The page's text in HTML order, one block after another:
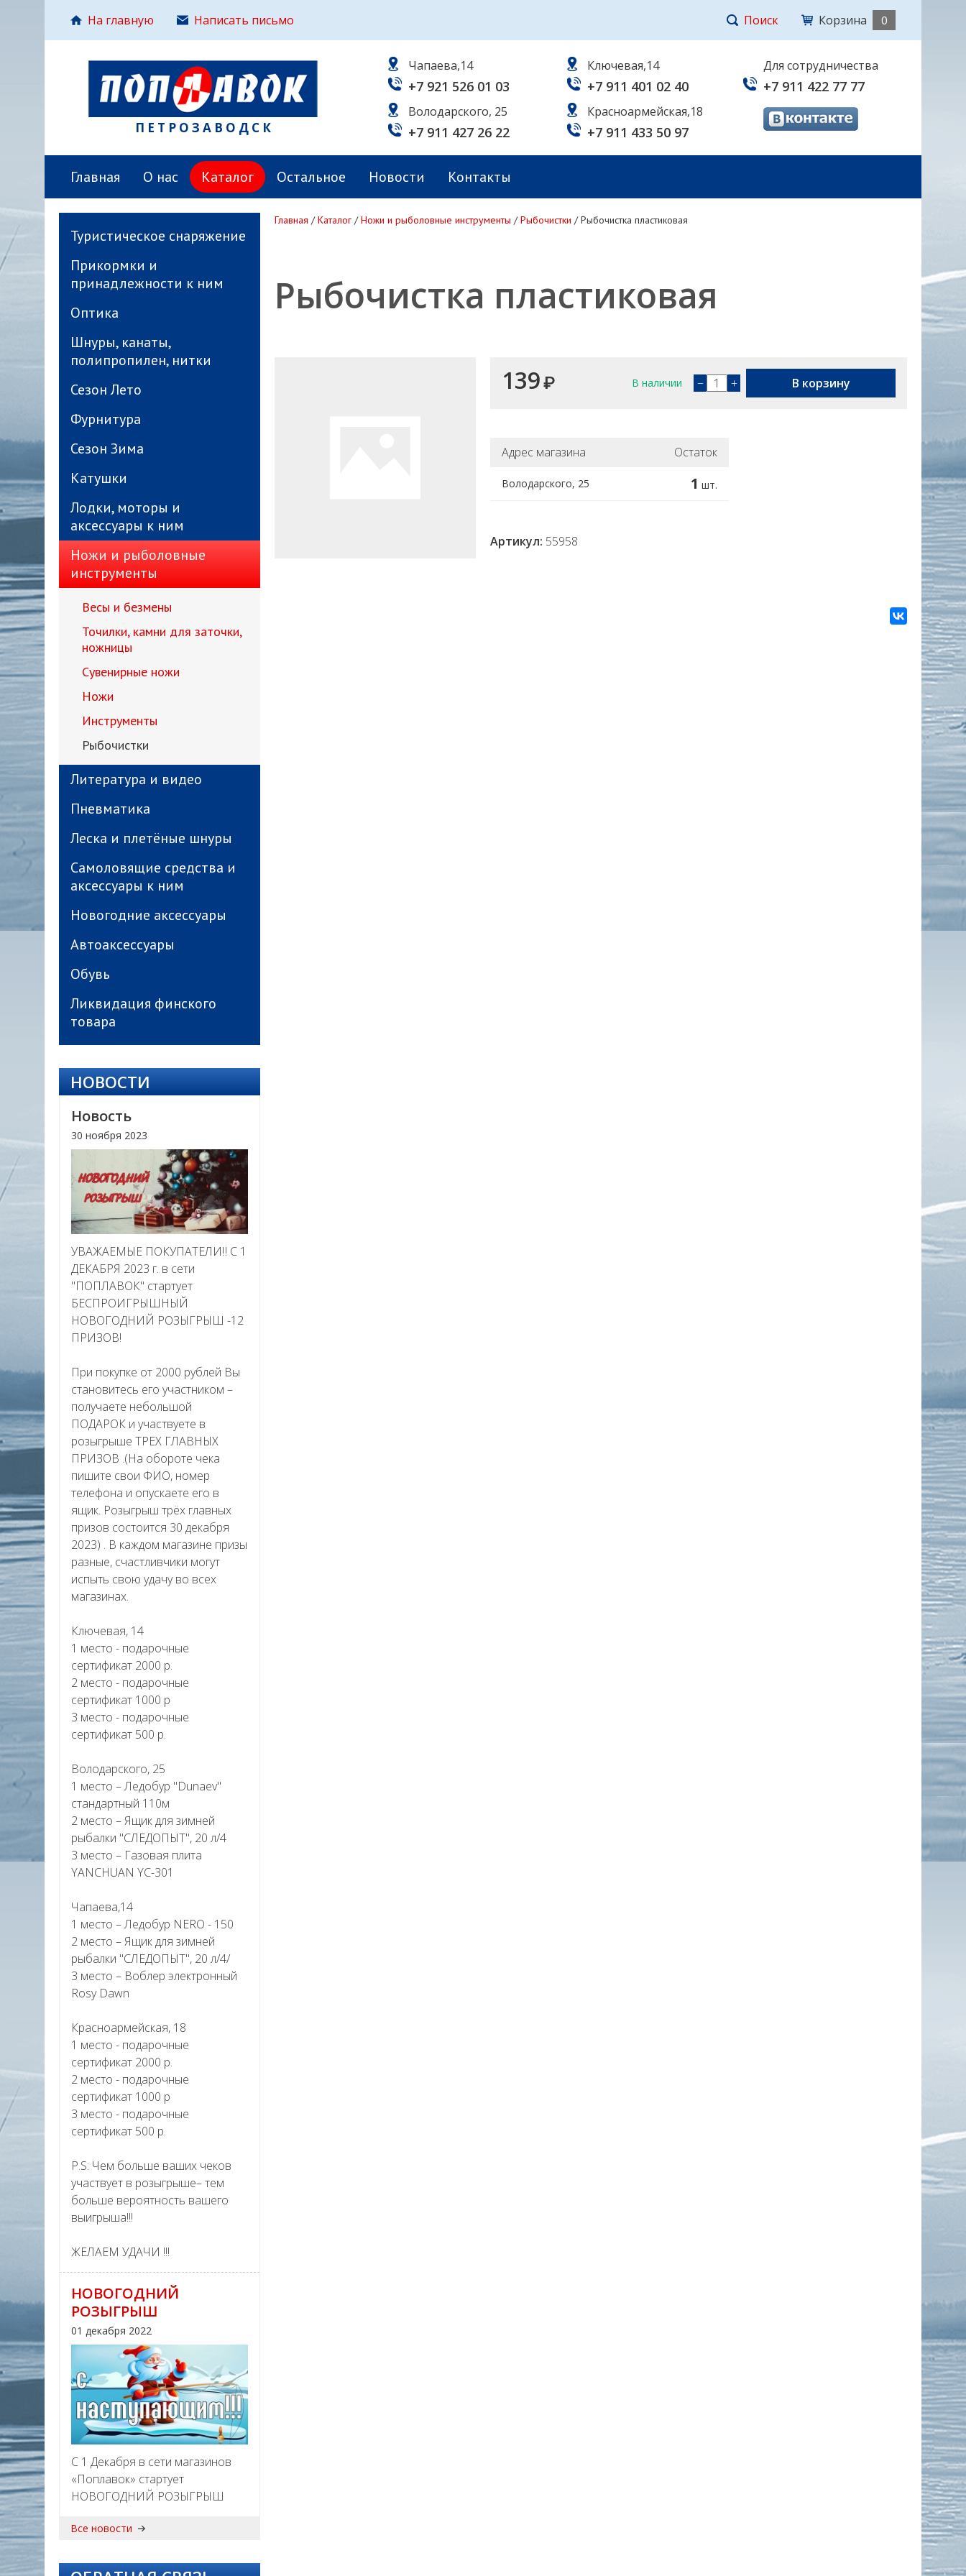
На главную Написать письмо Поиск Корзина 0
ПЕТРОЗАВОДСК
Чапаева,14
+7 921 526 01 03
Володарского, 25
+7 911 427 26 22
Ключевая,14
+7 911 401 02 40
Красноармейская,18
+7 911 433 50 97
Для сотрудничества
+7 911 422 77 77
Главная О нас Каталог Остальное Новости Контакты
Туристическое снаряжение
Прикормки и
принадлежности к ним
Оптика
Шнуры, канаты,
полипропилен, нитки
Сезон Лето
Фурнитура
Сезон Зима
Катушки
Лодки, моторы и
аксессуары к ним
Ножи и рыболовные
инструменты
Весы и безмены
Точилки, камни для заточки,
ножницы
Сувенирные ножи
Ножи
Инструменты
Рыбочистки
Литература и видео
Пневматика
Леска и плетёные шнуры
Самоловящие средства и
аксессуары к ним
Новогодние аксессуары
Автоаксессуары
Обувь
Ликвидация финского
товара
НОВОСТИ
Новость
30 ноября 2023
УВАЖАЕМЫЕ ПОКУПАТЕЛИ‼ С 1
ДЕКАБРЯ 2023 г. в сети
"ПОПЛАВОК" стартует
БЕСПРОИГРЫШНЫЙ
НОВОГОДНИЙ РОЗЫГРЫШ -12
ПРИЗОВ!
При покупке от 2000 рублей Вы
становитесь его участником –
получаете небольшой
ПОДАРОК и участвуете в
розыгрыше ТРЕХ ГЛАВНЫХ
ПРИЗОВ .(На обороте чека
пишите свои ФИО, номер
телефона и опускаете его в
ящик. Розыгрыш трёх главных
призов состоится 30 декабря
2023) . В каждом магазине призы
разные, счастливчики могут
испыть свою удачу во всех
магазинах.
Ключевая, 14
1 место - подарочные
сертификат 2000 р.
2 место - подарочные
сертификат 1000 р
3 место - подарочные
сертификат 500 р.
Володарского, 25
1 место – Ледобур "Dunaev"
стандартный 110м
2 место – Ящик для зимней
рыбалки "СЛЕДОПЫТ", 20 л/4
3 место – Газовая плита
YANCHUAN YC-301
Чапаева,14
1 место – Ледобур NERO - 150
2 место – Ящик для зимней
рыбалки "СЛЕДОПЫТ", 20 л/4/
3 место – Воблер электронный
Rosy Dawn
Красноармейская, 18
1 место - подарочные
сертификат 2000 р.
2 место - подарочные
сертификат 1000 р
3 место - подарочные
сертификат 500 р.
P.S: Чем больше ваших чеков
участвует в розыгрыше– тем
больше вероятность вашего
выигрыша!!!
ЖЕЛАЕМ УДАЧИ !!!
НОВОГОДНИЙ
РОЗЫГРЫШ
01 декабря 2022
С 1 Декабря в сети магазинов
«Поплавок» стартует
НОВОГОДНИЙ РОЗЫГРЫШ
Все новости
Главная /Каталог /Ножи и рыболовные инструменты /Рыбочистки /Рыбочистка пластиковая
Рыбочистка пластиковая
139₽ В наличии − + В корзину
Адрес магазина Остаток
Володарского, 25 1 шт.
Артикул: 55958